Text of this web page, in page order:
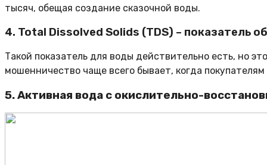
тысяч, обещая создание сказочной воды.
4. Total Dissolved Solids (TDS) – показатель
Такой показатель для воды действительно есть, но
мошенничество чаще всего бывает, когда
5. Активная вода с окислительно-